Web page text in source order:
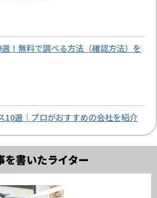
！無料で調べる方法（確認方法）を
10選│プロがおすすめの会社を紹介
を書いたライター